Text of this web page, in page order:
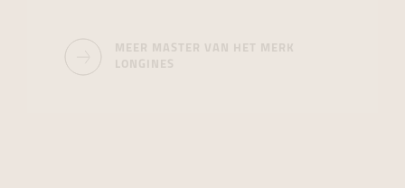
MEER MASTER VAN HET MERK
LONGINES